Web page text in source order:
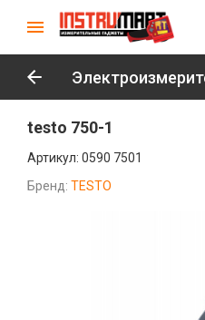
testo 750-1
Артикул: 0590 7501
Бренд: TESTO